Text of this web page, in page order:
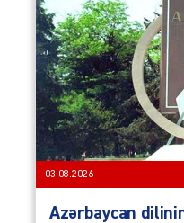
03.08.2026
Azərbaycan